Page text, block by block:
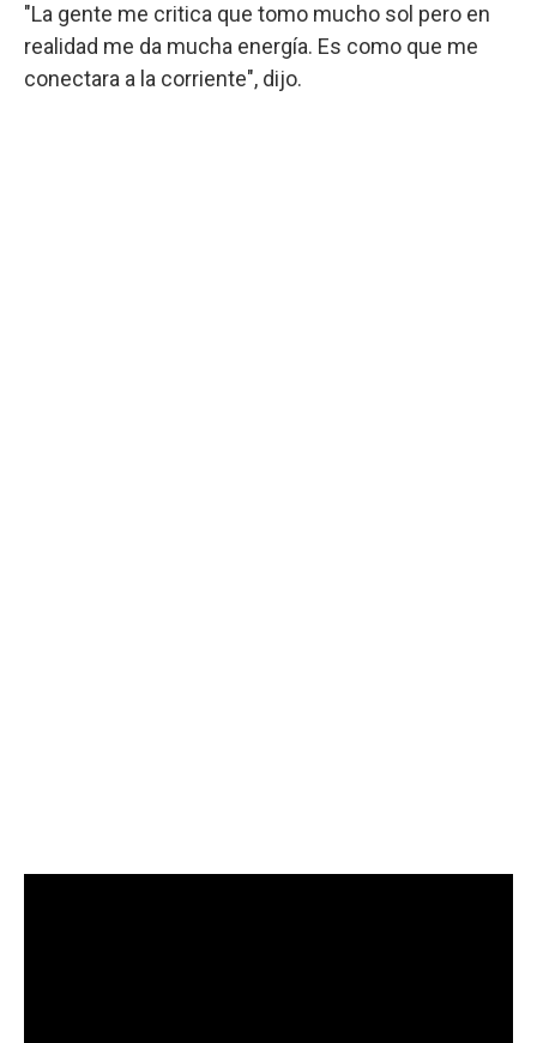
"La gente me critica que tomo mucho sol pero en
realidad me da mucha energía. Es como que me
conectara a la corriente", dijo.